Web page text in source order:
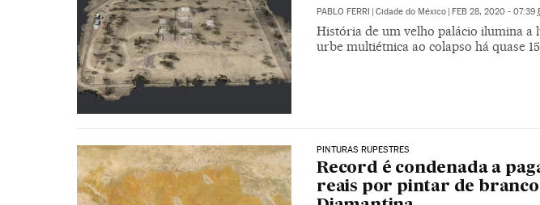
PABLO FERRI Cidade do México FEB 28, 2020 - 07:39
História de um velho palácio ilumina a
urbe multiétnica ao colapso há quase
PINTURAS RUPESTRES
Record é condenada a
reais por pintar de